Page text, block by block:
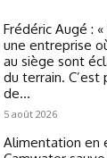
Frédéric Augé :
une entreprise
au siège sont
du terrain.
de...
5 août 2026
Alimentation en